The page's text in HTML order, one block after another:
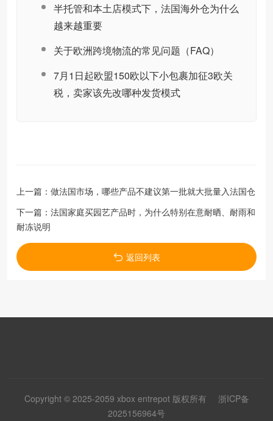
半托管和本土店模式下，法国海外仓为什么
越来越重要
关于欧洲跨境物流的常见问题（FAQ）
7月1日起欧盟150欧以下小包裹加征3欧关
税，卖家该先改哪种发货模式
上一篇： 做法国市场，哪些产品不建议第一批就大批量入法国仓
下一篇： 法国家庭买园艺产品时，为什么特别在意耐晒、耐雨和
耐冻说明
返回列表
Copyright © 2025-2059 xbox entrepot 版权所有
浙ICP备
2025156964号